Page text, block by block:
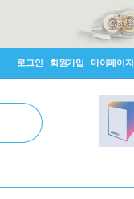
로그인 회원가입 마이페이지